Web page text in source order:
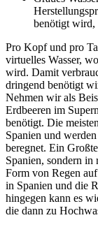
benötigt wird,
Pro Kopf und pro
virtuelles Wasser,
wird. Damit
dringend benötigt
Nehmen wir als
Erdbeeren im
benötigt. Die
Spanien und
beregnet. Ein
Spanien, sondern in
Form von Regen
in Spanien und die
hingegen kann es
die dann zu